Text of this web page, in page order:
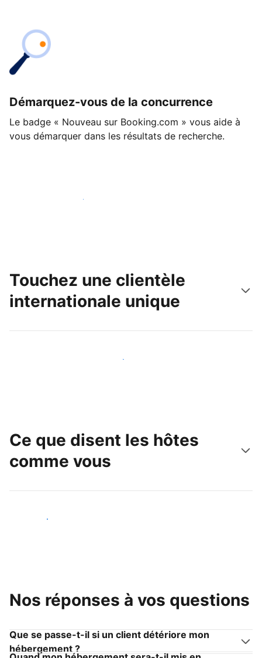
Démarquez-vous de la concurrence
Le badge « Nouveau sur Booking.com » vous aide à
vous démarquer dans les résultats de recherche.
Lancez-vous dès aujourd'hui
Touchez une clientèle
internationale unique
Touchez une nouvelle clientèle dès aujourd'hui
Ce que disent les hôtes
comme vous
Devenir hôte
Nos réponses à vos questions
Que se passe-t-il si un client détériore mon
hébergement ?